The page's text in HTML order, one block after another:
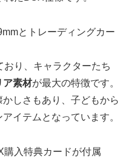
とトレーディングカー
り、キャラクターたち
ア素材が最大の特徴です。
しさもあり、子どもから
イテムとなっています。
入特典カードが付属